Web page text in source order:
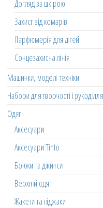
Догляд за шкірою
Захист від комарів
Парфюмерія для дітей
Сонцезахисна лінія
Машинки, моделі техніки
Набори для творчості і рукоділля
Одяг
Аксесуари
Аксесуари Tinto
Брюки та джинси
Верхній одяг
Жакети та піджаки